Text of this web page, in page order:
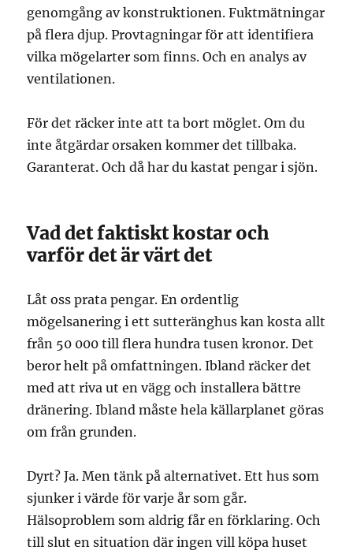
genomgång av konstruktionen. Fuktmätningar
på flera djup. Provtagningar för att identifiera
vilka mögelarter som finns. Och en analys av
ventilationen.
För det räcker inte att ta bort möglet. Om du
inte åtgärdar orsaken kommer det tillbaka.
Garanterat. Och då har du kastat pengar i sjön.
Vad det faktiskt kostar och
varför det är värt det
Låt oss prata pengar. En ordentlig
mögelsanering i ett sutteränghus kan kosta allt
från 50 000 till flera hundra tusen kronor. Det
beror helt på omfattningen. Ibland räcker det
med att riva ut en vägg och installera bättre
dränering. Ibland måste hela källarplanet göras
om från grunden.
Dyrt? Ja. Men tänk på alternativet. Ett hus som
sjunker i värde för varje år som går.
Hälsoproblem som aldrig får en förklaring. Och
till slut en situation där ingen vill köpa huset